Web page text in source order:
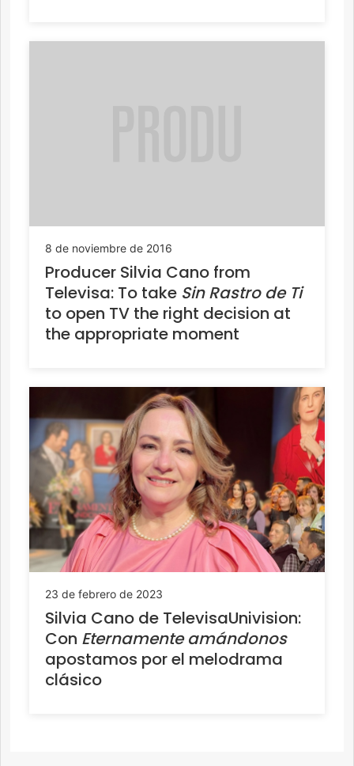
8 de noviembre de 2016
Producer Silvia Cano from
Televisa: To take Sin Rastro de Ti
to open TV the right decision at
the appropriate moment
23 de febrero de 2023
Silvia Cano de TelevisaUnivision:
Con Eternamente amándonos
apostamos por el melodrama
clásico